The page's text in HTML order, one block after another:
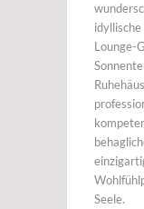
Lounge-
Seele.